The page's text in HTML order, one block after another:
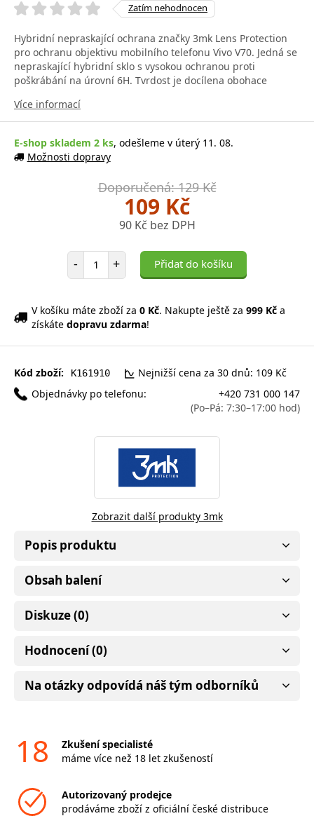
Zatím nehodnocen
Hybridní nepraskající ochrana značky 3mk Lens Protection
pro ochranu objektivu mobilního telefonu Vivo V70. Jedná se
nepraskající hybridní sklo s vysokou ochranou proti
poškrábání na úrovní 6H. Tvrdost je docílena obohace
Více informací
E-shop skladem 2 ks, odešleme v úterý 11. 08.
Možnosti dopravy
Doporučená: 129 Kč
109 Kč
90 Kč bez DPH
- Počet položek
+ Přidat do košíku
V košíku máte zboží za 0 Kč. Nakupte ještě za 999 Kč a
získáte dopravu zdarma!
Kód zboží: K161910
Nejnižší cena za 30 dnů: 109 Kč
Objednávky po telefonu:
+420 731 000 147
(Po–Pá: 7:30–17:00 hod)
Zobrazit další produkty 3mk
Popis produktu
Obsah balení
Diskuze (0)
Hodnocení (0)
Na otázky odpovídá náš tým odborníků
18
Zkušení specialisté
máme více než 18 let zkušeností
Autorizovaný prodejce
prodáváme zboží z oficiální české distribuce